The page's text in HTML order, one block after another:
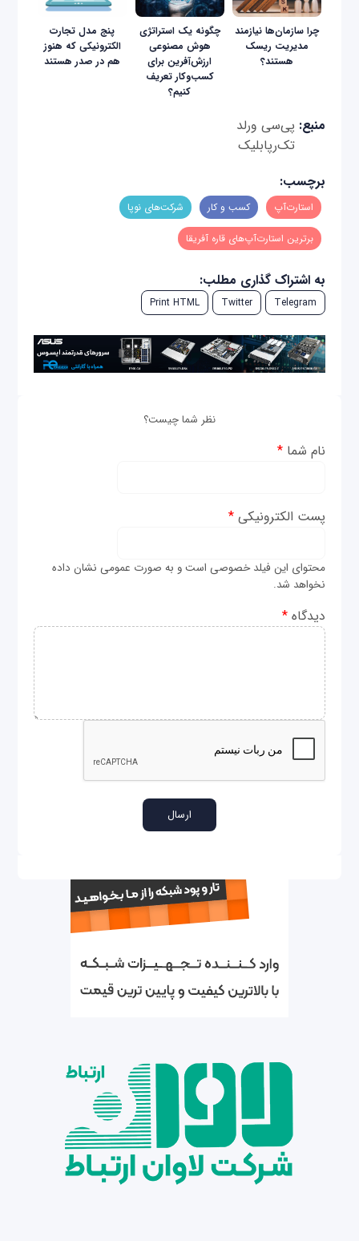
چرا سازمان‌ها نیازمند
مدیریت ریسک
هستند؟
چگونه یک استراتژی
هوش مصنوعی
ارزش‌آفرین برای
کسب‌وکار تعریف
کنیم؟
پنج مدل تجارت
الکترونیکی که هنوز
هم در صدر هستند
منبع: پی‌سی ورلد
تک‌رپابلیک
برچسب:
استارت‌آپ کسب و کار شرکت‌های نوپا
برترین استارت‌آپ‌های قاره آفریقا
به اشتراک گذاری مطلب:
Telegram
Twitter
Print HTML
نظر شما چیست؟
نام شما*
پست الکترونیکی*
محتوای این فیلد خصوصی است و به صورت عمومی نشان داده
نخواهد شد.
دیدگاه*